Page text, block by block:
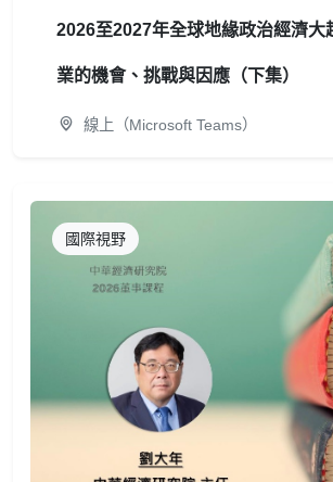
2026至2027年全球地緣政治經濟大
業的機會、挑戰與因應（下集）
線上（Microsoft Teams）
國際視野